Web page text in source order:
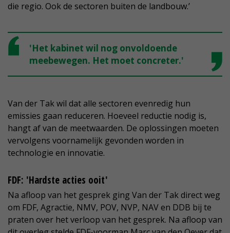
die regio. Ook de sectoren buiten de landbouw.’
'Het kabinet wil nog onvoldoende
meebewegen. Het moet concreter.'
Van der Tak wil dat alle sectoren evenredig hun
emissies gaan reduceren. Hoeveel reductie nodig is,
hangt af van de meetwaarden. De oplossingen moeten
vervolgens voornamelijk gevonden worden in
technologie en innovatie.
FDF: 'Hardste acties ooit'
Na afloop van het gesprek ging Van der Tak direct weg
om FDF, Agractie, NMV, POV, NVP, NAV en DDB bij te
praten over het verloop van het gesprek. Na afloop van